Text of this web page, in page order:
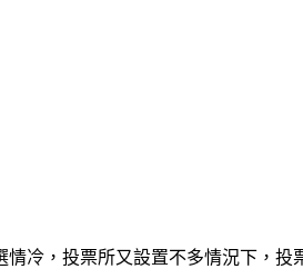
冷，投票所又設置不多情況下，